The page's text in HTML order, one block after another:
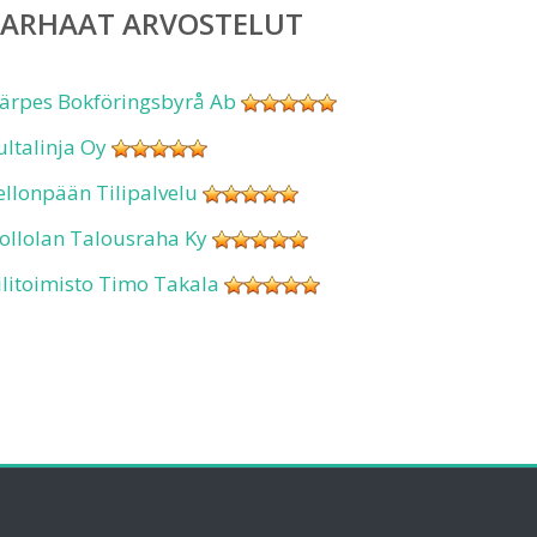
ARVOSTELUT
Bokföringsbyrå Ab
Oy
Tilipalvelu
Talousraha Ky
Timo Takala